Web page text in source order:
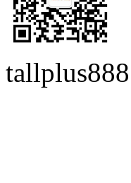
tallplus888